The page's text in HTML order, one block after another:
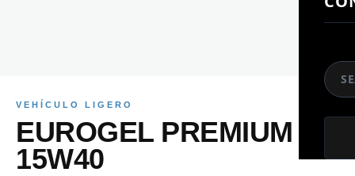
VEHÍCULO LIGERO
EUROGEL PREMIUM
15W40